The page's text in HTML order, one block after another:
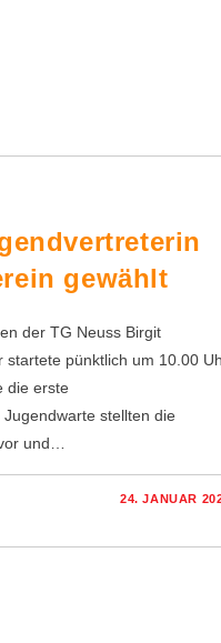
gewählt
der TG Neuss Birgit
startete pünktlich um 10.00
die erste
stellten die
und…
24. JANUAR